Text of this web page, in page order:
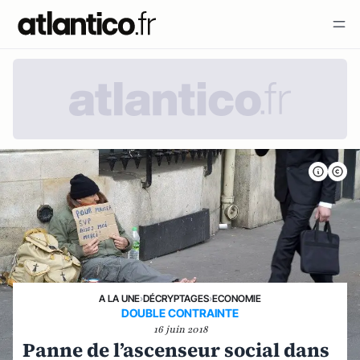
A LA UNE›DÉCRYPTAGES›ECONOMIE
DOUBLE CONTRAINTE
16 juin 2018
Panne de l’ascenseur social dans